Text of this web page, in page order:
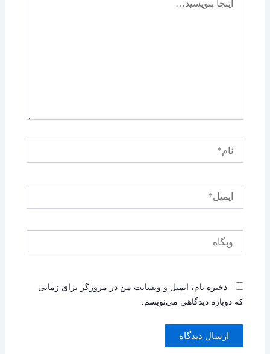
بنویسید…
ذخیره نام، ایمیل و وبسایت من در مرورگر برای زمانی
که دوباره دیدگاهی می‌نویسم.